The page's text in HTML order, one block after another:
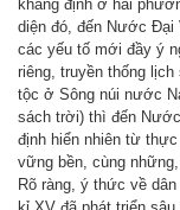
khẳng định ở hai
diện đó, đến Nước
các yếu tố mới đầy ý
riêng, truyền thống
tộc ở Sông núi nước
sách trời) thì đến
định hiển nhiên từ
vững bền, cùng
Rõ ràng, ý thức về